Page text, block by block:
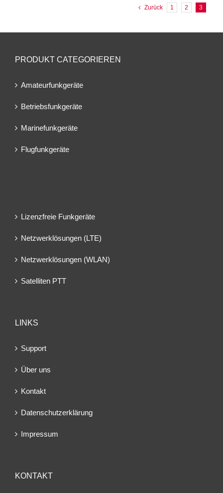
Zurück 1 2 3
PRODUKT CATEGORIEREN
Amateurfunkgeräte
Betriebsfunkgeräte
Marinefunkgeräte
Flugfunkgeräte
Lizenzfreie Funkgeräte
Netzwerklösungen (LTE)
Netzwerklösungen (WLAN)
Satelliten PTT
LINKS
Support
Über uns
Kontakt
Datenschutzerklärung
Impressum
KONTAKT